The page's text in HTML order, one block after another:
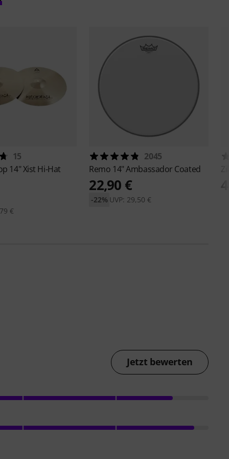
15
14" Xist Hi-Hat
€
2045
Remo 14" Ambassador Coated
22,90 €
UVP: 29,50 €
-22%
Jetzt bewerten